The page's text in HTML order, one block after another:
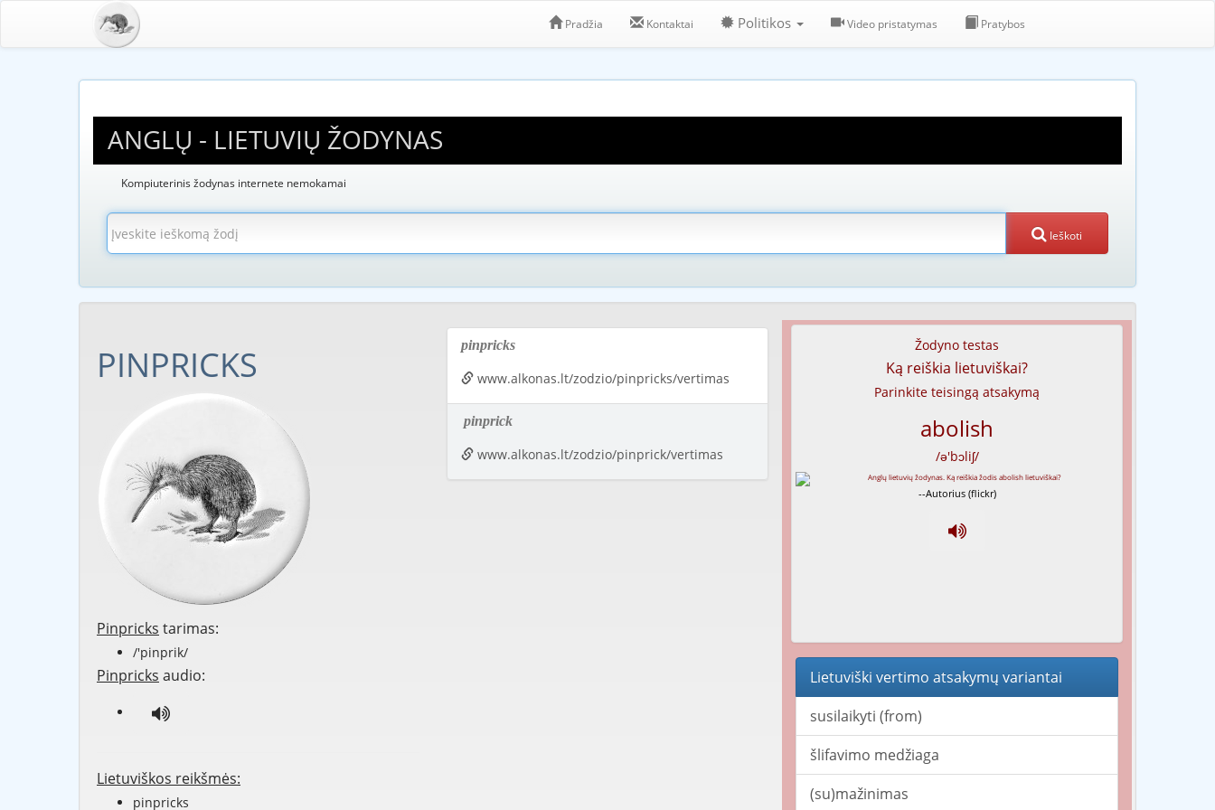
Pradžia Kontaktai Politikos Video pristatymas Pratybos
ANGLŲ - LIETUVIŲ ŽODYNAS
Kompiuterinis žodynas internete nemokamai
Ieškoti
PINPRICKS
Pinpricks tarimas:
/'pinprik/
Pinpricks audio:
Lietuviškos reikšmės:
pinpricks
pinpricks
www.alkonas.lt/zodzio/pinpricks/vertimas
pinprick
www.alkonas.lt/zodzio/pinprick/vertimas
Žodyno testas
Ką reiškia lietuviškai?
Parinkite teisingą atsakymą
abolish
/ə'bɔliʃ/
--Autorius (flickr)
Lietuviški vertimo atsakymų variantai
susilaikyti (from)
šlifavimo medžiaga
(su)mažinimas